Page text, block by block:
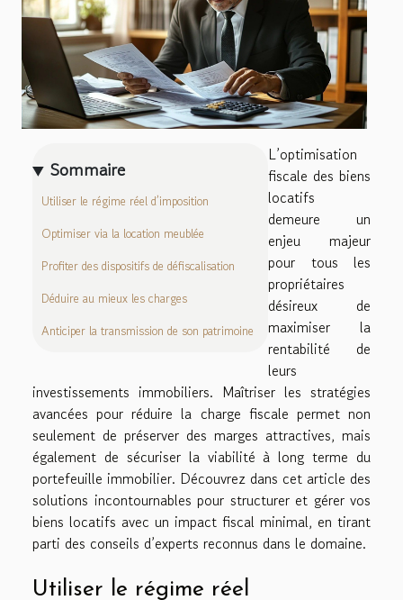
Sommaire
Utiliser le régime réel d’imposition
Optimiser via la location meublée
Profiter des dispositifs de défiscalisation
Déduire au mieux les charges
Anticiper la transmission de son patrimoine
L’optimisation
fiscale des biens
locatifs
demeure un
enjeu majeur
pour tous les
propriétaires
désireux de
maximiser la
rentabilité de
leurs
investissements immobiliers. Maîtriser les stratégies
avancées pour réduire la charge fiscale permet non
seulement de préserver des marges attractives, mais
également de sécuriser la viabilité à long terme du
portefeuille immobilier. Découvrez dans cet article des
solutions incontournables pour structurer et gérer vos
biens locatifs avec un impact fiscal minimal, en tirant
parti des conseils d’experts reconnus dans le domaine.
Utiliser le régime réel